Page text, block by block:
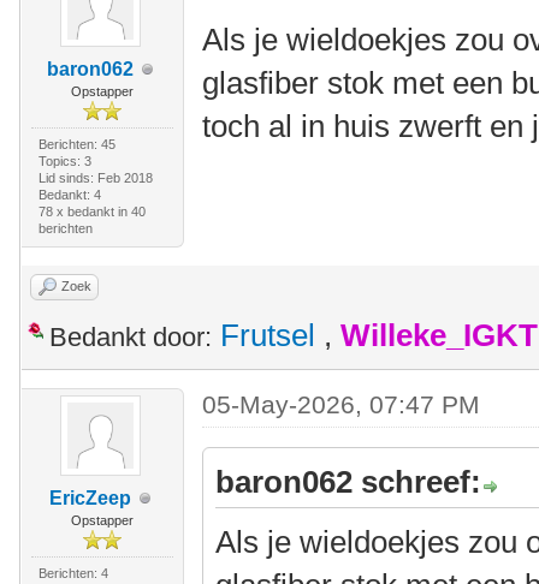
baron062
Opstapper
Berichten: 45
Topics: 3
Lid sinds: Feb 2018
Bedankt: 4
78 x bedankt in 40
berichten
Als je wieldoekjes zou
glasfiber stok met een
toch al in huis zwerft en
Zoek
Bedankt door: Frutsel , Willeke_IGKT
EricZeep
Opstapper
Berichten: 4
05-May-2026, 07:47 PM
baron062 schreef:
Als je wieldoekjes zou